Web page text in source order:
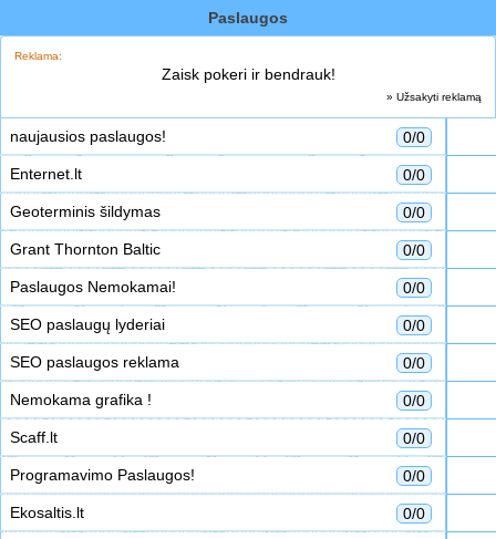
Paslaugos
Reklama:
Zaisk pokeri ir bendrauk!
» Užsakyti reklamą
naujausios paslaugos! 0/0
Enternet.lt 0/0
Geoterminis šildymas 0/0
Grant Thornton Baltic 0/0
Paslaugos Nemokamai! 0/0
SEO paslaugų lyderiai 0/0
SEO paslaugos reklama 0/0
Nemokama grafika ! 0/0
Scaff.lt 0/0
Programavimo Paslaugos! 0/0
Ekosaltis.lt 0/0